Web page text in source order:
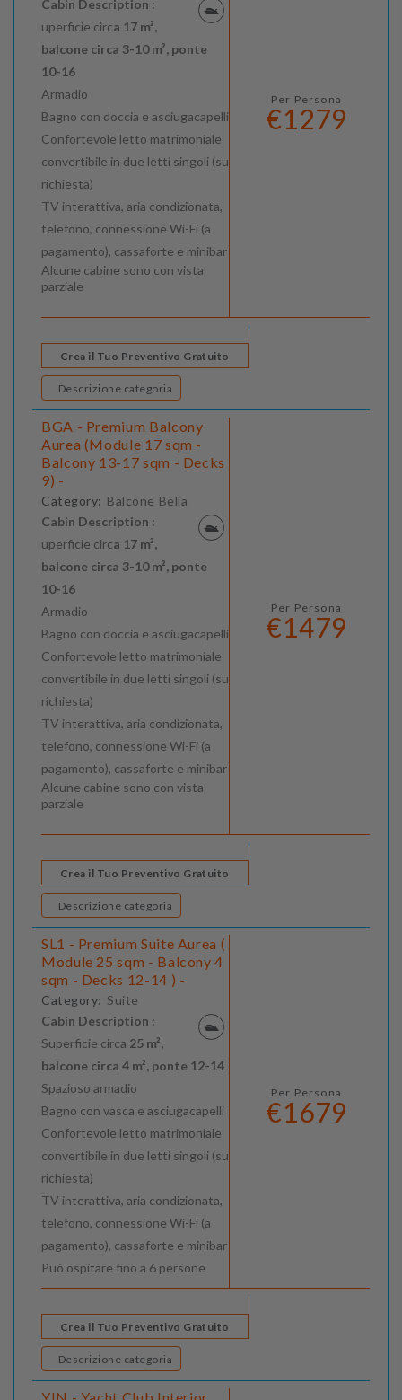
Cabin Description :
uperficie circa 17 m²,
balcone circa 3-10 m², ponte
10-16
Armadio
Bagno con doccia e asciugacapelli
Confortevole letto matrimoniale
convertibile in due letti singoli (su
richiesta)
TV interattiva, aria condizionata,
telefono, connessione Wi-Fi (a
pagamento), cassaforte e minibar
Alcune cabine sono con vista
parziale
Per Persona
€1279
Crea il Tuo Preventivo Gratuito
Descrizione categoria
BGA - Premium Balcony
Aurea (Module 17 sqm -
Balcony 13-17 sqm - Decks
9) -
Category: Balcone Bella
Cabin Description :
uperficie circa 17 m²,
balcone circa 3-10 m², ponte
10-16
Armadio
Bagno con doccia e asciugacapelli
Confortevole letto matrimoniale
convertibile in due letti singoli (su
richiesta)
TV interattiva, aria condizionata,
telefono, connessione Wi-Fi (a
pagamento), cassaforte e minibar
Alcune cabine sono con vista
parziale
Per Persona
€1479
Crea il Tuo Preventivo Gratuito
Descrizione categoria
SL1 - Premium Suite Aurea (
Module 25 sqm - Balcony 4
sqm - Decks 12-14 ) -
Category: Suite
Cabin Description :
Superficie circa 25 m²,
balcone circa 4 m², ponte 12-14
Spazioso armadio
Bagno con vasca e asciugacapelli
Confortevole letto matrimoniale
convertibile in due letti singoli (su
richiesta)
TV interattiva, aria condizionata,
telefono, connessione Wi-Fi (a
pagamento), cassaforte e minibar
Può ospitare fino a 6 persone
Per Persona
€1679
Crea il Tuo Preventivo Gratuito
Descrizione categoria